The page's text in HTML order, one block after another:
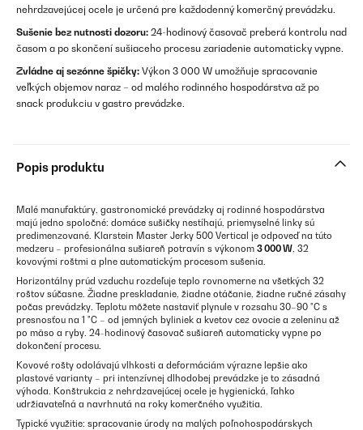
nehrdzavejúcej ocele je určená pre každodenný komerčný prevádzku.
Sušenie bez nutnosti dozoru: 24-hodinový časovač preberá kontrolu nad
časom a po skončení sušiaceho procesu zariadenie automaticky vypne.
Zvládne aj sezónne špičky: Výkon 3 000 W umožňuje spracovanie
veľkých objemov naraz – od malého rodinného hospodárstva až po
snack produkciu v gastro prevádzke.
Popis produktu
Malé manufaktúry, gastronomické prevádzky aj rodinné hospodárstva
majú jedno spoločné: domáce sušičky nestíhajú, priemyselné linky sú
predimenzované. Klarstein Master Jerky 500 Vertical je odpoveď na túto
medzeru – profesionálna sušiareň potravín s výkonom 3 000 W, 32
kovovými roštmi a plne automatickým procesom sušenia.
Horizontálny prúd vzduchu rozdeľuje teplo rovnomerne na všetkých 32
roštov súčasne. Žiadne preskladanie, žiadne otáčanie, žiadne ručné zásahy
počas prevádzky. Teplotu môžete nastaviť plynule v rozsahu 30–90 °C s
presnosťou na 1 °C – od jemných byliniek a kvetov cez ovocie a zeleninu až
po mäso a ryby. 24-hodinový časovač sušiareň automaticky vypne po
dokončení procesu.
Kovové rošty odolávajú vlhkosti a deformáciám výrazne lepšie ako
plastové varianty – pri intenzívnej dlhodobej prevádzke je to zásadná
výhoda. Konštrukcia z nehrdzavejúcej ocele je hygienická, ľahko
udržiavateľná a navrhnutá na roky komerčného využitia.
Typické využitie: spracovanie úrody na malých poľnohospodárskych